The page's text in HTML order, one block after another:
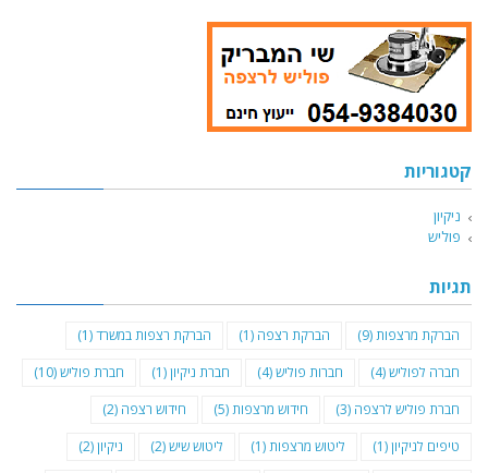
קטגוריות
ניקיון
פוליש
תגיות
הברקת מרצפות(9) הברקת רצפה (1) הברקת רצפות במשרד(1)
חברה לפוליש(4) חברות פוליש(4) חברת ניקיון(1) חברת פוליש(10)
חברת פוליש לרצפה (3) חידוש מרצפות(5) חידוש רצפה (2)
טיפים לניקיון(1) ליטוש מרצפות(1) ליטוש שיש(2) ניקיון(2)